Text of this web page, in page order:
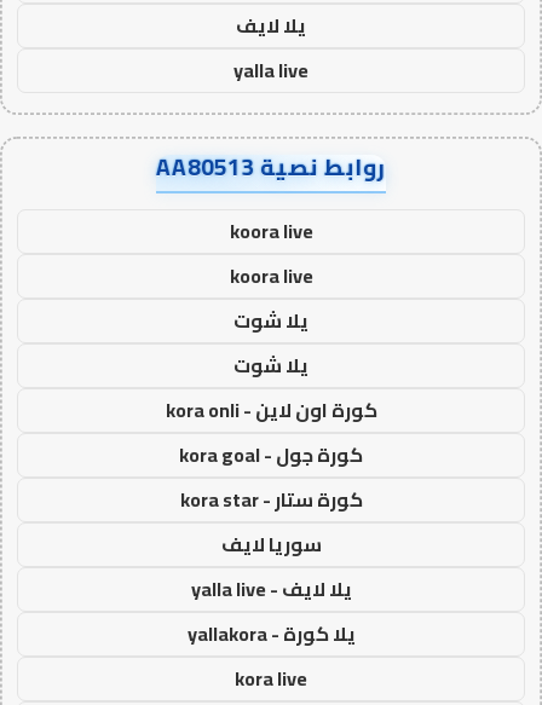
يلا لايف
yalla live
روابط نصية AA80513
koora live
koora live
يلا شوت
يلا شوت
كورة اون لاين - kora onli
كورة جول - kora goal
كورة ستار - kora star
سوريا لايف
يلا لايف - yalla live
يلا كورة - yallakora
kora live